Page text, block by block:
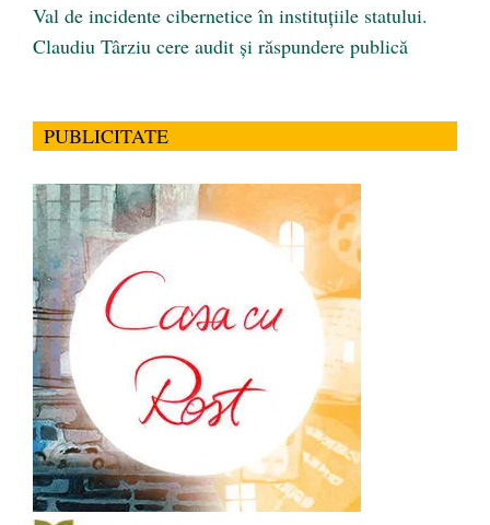
Val de incidente cibernetice în instituțiile statului.
Claudiu Târziu cere audit și răspundere publică
PUBLICITATE